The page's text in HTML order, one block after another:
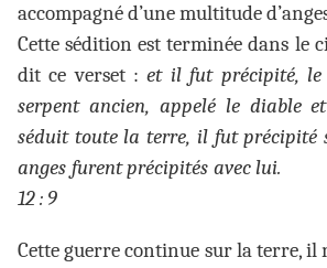
accompagné d’une multitude
Cette sédition est terminée dans le
dit ce verset :et il fut précipité, le
serpent ancien, appelé le diable
séduit toute la terre, il fut précipité
anges furent précipités avec
12 : 9
Cette guerre continue sur la terre, il